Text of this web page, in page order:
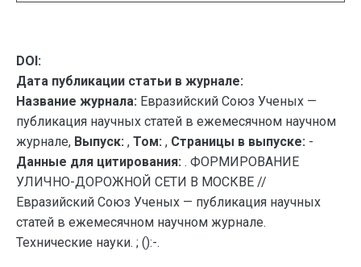
DOI:
Дата публикации статьи в журнале:
Название журнала: Евразийский Союз Ученых —
публикация научных статей в ежемесячном научном
журнале, Выпуск: , Том: , Страницы в выпуске: -
Данные для цитирования: . ФОРМИРОВАНИЕ
УЛИЧНО-ДОРОЖНОЙ СЕТИ В МОСКВЕ //
Евразийский Союз Ученых — публикация научных
статей в ежемесячном научном журнале.
Технические науки. ; ():-.